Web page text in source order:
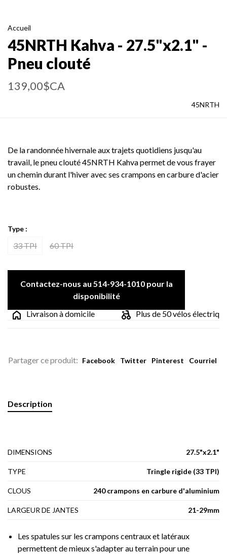
Accueil
45NRTH Kahva - 27.5"x2.1" -
Pneu clouté
139,00$CA
45NRTH
De la randonnée hivernale aux trajets quotidiens jusqu'au
travail, le pneu clouté 45NRTH Kahva permet de vous frayer
un chemin durant l'hiver avec ses crampons en carbure d'acier
robustes.
Type :
33 TPI 60 TPI
Contactez-nous au 514-934-1010 pour la
disponibilité
Livraison à domicile
Plus de 50 vélos
Partager ce produit: Facebook Twitter Pinterest Courriel
Description
DIMENSIONS 27.5"x2.1"
TYPE Tringle rigide (33 TPI)
CLOUS 240 crampons en carbure d'aluminium
LARGEUR DE JANTES 21-29mm
Les spatules sur les crampons centraux et latéraux
permettent de mieux s'adapter au terrain pour une